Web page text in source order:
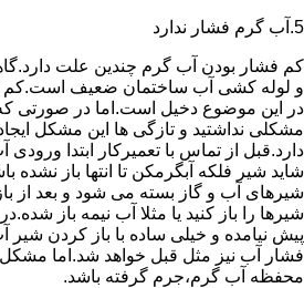
5.آب گرم فشار ندارد
کم فشار بودن آب گرم چندین علت
و لوله کشی آب ساختمان ضعیف است.کم
در این موضوع دخیل است.اما در صورتی
مشکلی نداشتید و تازگی ها این مشکل
دارد.قبل از تماس با تعمیرکار ابتدا ورودی
شاید شیر فلکه آبگرمکن تا انتها باز
شیرهای آب و گاز بسته می شود و بعد از
شیرها را باز کنید یا مثلا آب نیمه باز
پیش نیامده و خیلی ساده با باز کردن شیر
فشار آب نیز مثل قبل خواهد شد.اما
محفظه آب گرم،جرم گرفته باشد.